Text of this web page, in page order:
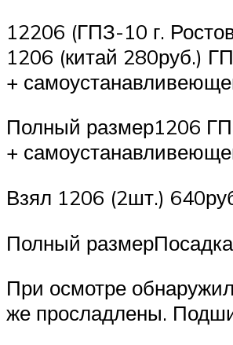
12206 (ГПЗ-10 г.
1206 (китай 280руб.)
+
Полный размер1206
+
Взял 1206 (2шт.)
Полный
При осмотре
же просладлены.